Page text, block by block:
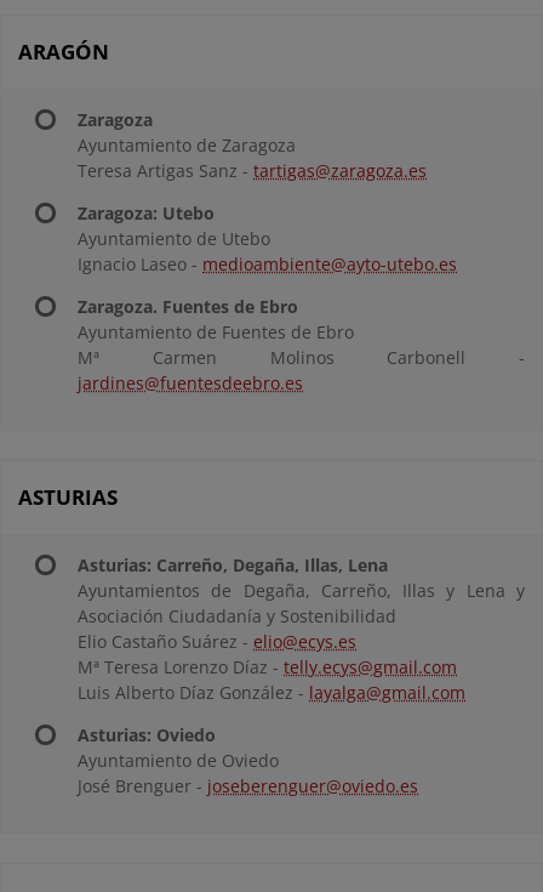
ARAGÓN
Zaragoza
Ayuntamiento de Zaragoza
Teresa Artigas Sanz - tartigas@zaragoza.es
Zaragoza: Utebo
Ayuntamiento de Utebo
Ignacio Laseo - medioambiente@ayto-utebo.es
Zaragoza. Fuentes de Ebro
Ayuntamiento de Fuentes de Ebro
Mª Carmen Molinos Carbonell -
jardines@fuentesdeebro.es
ASTURIAS
Asturias: Carreño, Degaña, Illas, Lena
Ayuntamientos de Degaña, Carreño, Illas y Lena y
Asociación Ciudadanía y Sostenibilidad
Elio Castaño Suárez - elio@ecys.es
Mª Teresa Lorenzo Díaz - telly.ecys@gmail.com
Luis Alberto Díaz González - layalga@gmail.com
Asturias: Oviedo
Ayuntamiento de Oviedo
José Brenguer - joseberenguer@oviedo.es